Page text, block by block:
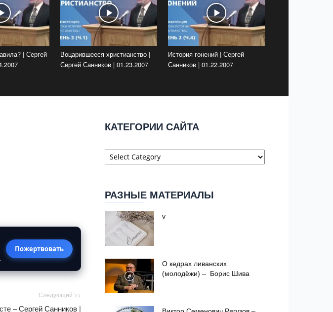
| Сергей
Воцарившееся христианство |
Сергей Санников | 01.23.2007
История гонений | Сергей
Санников | 01.22.2007
Пожертвовать
Следующий >>
– Сергей Санников |
КАТЕГОРИИ САЙТА
Категории
сайта
РАЗНЫЕ МАТЕРИАЛЫ
v
О кедрах ливанских
(молодёжи) – Борис Шива